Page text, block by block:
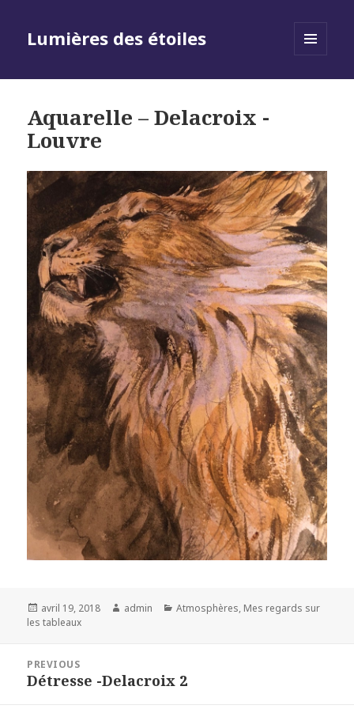
Lumières des étoiles
Aquarelle – Delacroix -
Louvre
Posted
on
avril 19, 2018 Author
admin Categories
Atmosphères, Mes regards sur
les tableaux
l’article
PREVIOUS
Previous
Détresse -Delacroix 2